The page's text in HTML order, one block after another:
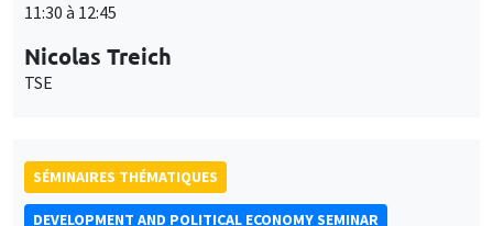
11:30 à 12:45
Nicolas Treich
TSE
SÉMINAIRES THÉMATIQUES
DEVELOPMENT AND POLITICAL ECONOMY SEMINAR